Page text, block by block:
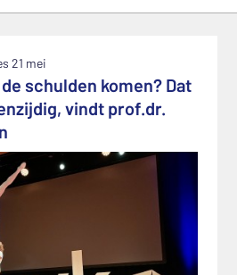
21 mei
schulden komen? Dat
vindt prof.dr.